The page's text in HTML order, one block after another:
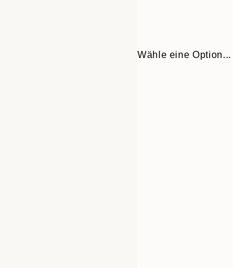
Wähle eine Option...